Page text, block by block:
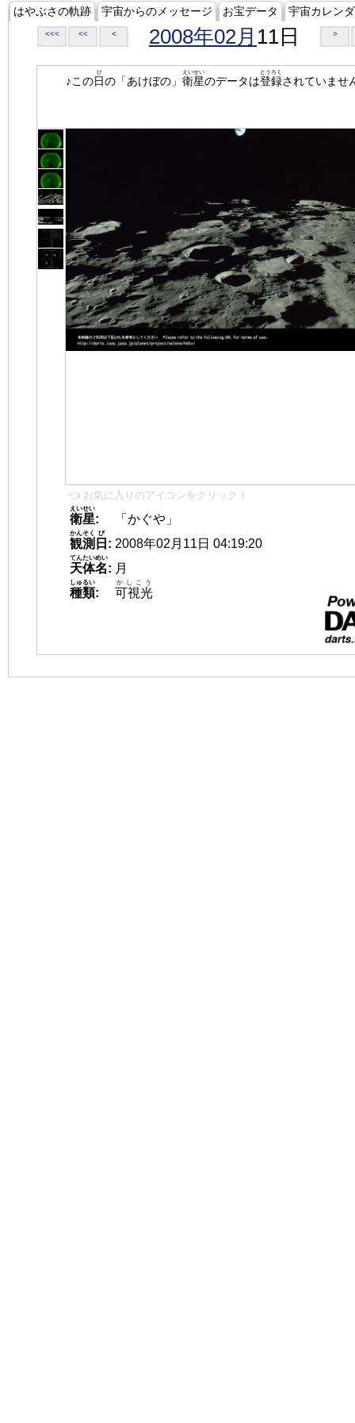
はやぶさの軌跡 宇宙からのメッセージ お宝データ 宇宙カレン
<<< << < 2008年02月 11日 >
♪この日
ひ
の「あけぼの」 衛星
えいせい
のデータは登録
とうろく
されていませ
👈 お気に入りのアイコンをクリック！
衛星
えいせい
:
「かぐや」
観測
かんそく
日
び
: 2008年02月11日 04:19:20
天体名
てんたいめい
: 月
種類
しゅるい
: 可視光
かしこう